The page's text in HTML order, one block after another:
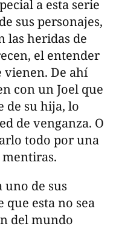
a esta serie
sus personajes,
las heridas de
el entender
vienen. De ahí
con un Joel que
de su hija, lo
de venganza. O
todo por una
uno de sus
que esta no sea
del mundo